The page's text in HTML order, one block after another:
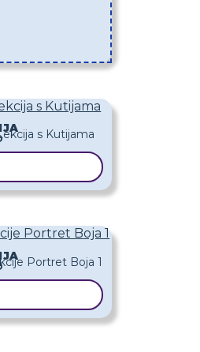
s Kutijama
Portret Boja 1